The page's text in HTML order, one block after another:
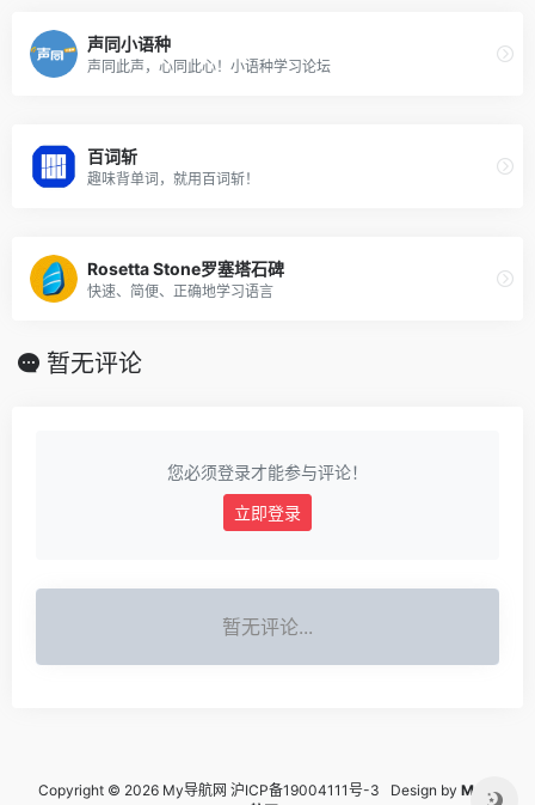
声同小语种
声同此声，心同此心！小语种学习论坛
百词斩
趣味背单词，就用百词斩！
Rosetta Stone罗塞塔石碑
快速、简便、正确地学习语言
暂无评论
您必须登录才能参与评论！
立即登录
暂无评论...
Copyright © 2026 My导航网 沪ICP备19004111号-3 Design by My导